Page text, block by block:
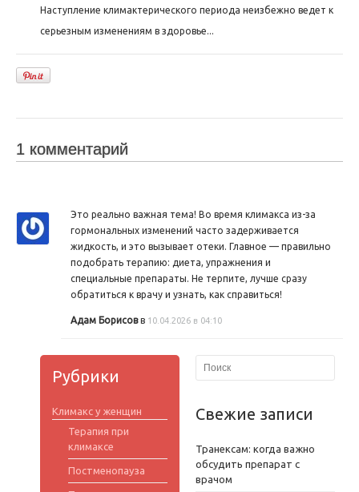
Наступление климактерического периода неизбежно ведет к
серьезным изменениям в здоровье...
1 комментарий
Это реально важная тема! Во время климакса из-за
гормональных изменений часто задерживается
жидкость, и это вызывает отеки. Главное — правильно
подобрать терапию: диета, упражнения и
специальные препараты. Не терпите, лучше сразу
обратиться к врачу и узнать, как справиться!
Адам Борисовв 10.04.2026 в 04:10
Рубрики
Климакс у женщин
Терапия при
климаксе
Постменопауза
Свежие записи
Транексам: когда важно
обсудить препарат с
врачом